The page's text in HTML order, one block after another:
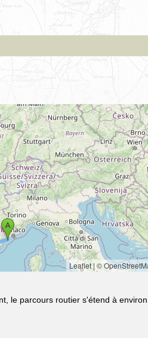
Leaflet| ©
le parcours routier s'étend à environ